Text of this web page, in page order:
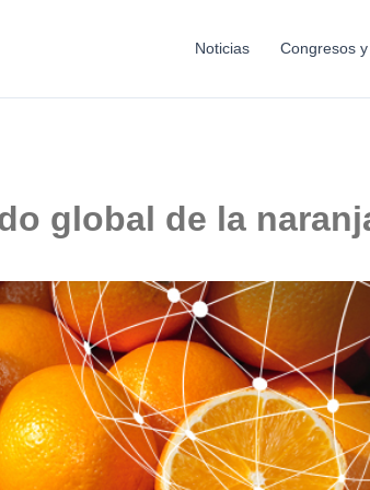
Noticias Congresos
global de la